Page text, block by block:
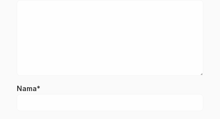
Nama*